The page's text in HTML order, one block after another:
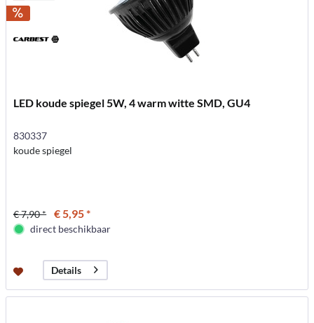
LED koude spiegel 5W, 4 warm witte SMD, GU4
830337
koude spiegel
€ 7,90 * € 5,95 *
direct beschikbaar
Details